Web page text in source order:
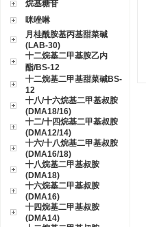
烷基糖苷
咪唑啉
月桂酰胺基丙基甜菜碱
(LAB-30)
十二烷基二甲基胺乙内
酯/BS-12
十二烷基二甲基甜菜碱BS-
12
十八/十六烷基二甲基叔胺
(DMA18/16)
十二/十四烷基二甲基叔胺
(DMA12/14)
十六/十八烷基二甲基叔胺
(DMA16/18)
十八烷基二甲基叔胺
(DMA18)
十六烷基二甲基叔胺
(DMA16)
十四烷基二甲基叔胺
(DMA14)